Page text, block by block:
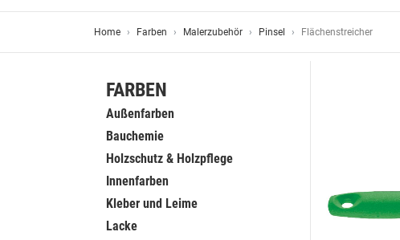
Home Farben Malerzubehör Pinsel Flächenstreicher
FARBEN
Außenfarben
Bauchemie
Holzschutz & Holzpflege
Innenfarben
Kleber und Leime
Lacke